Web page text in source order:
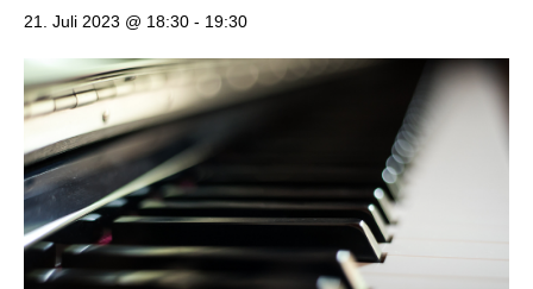
21. Juli 2023 @ 18:30 - 19:30